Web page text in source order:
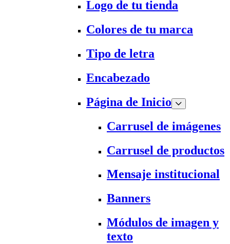
Logo de tu tienda
Colores de tu marca
Tipo de letra
Encabezado
Página de Inicio
Carrusel de imágenes
Carrusel de productos
Mensaje institucional
Banners
Módulos de imagen y
texto